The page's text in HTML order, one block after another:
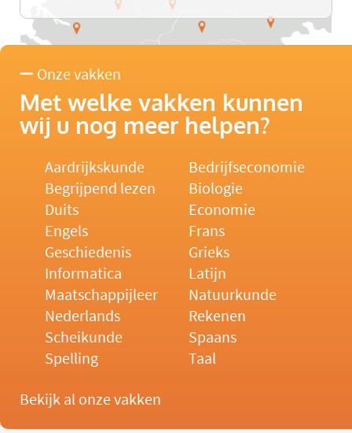
Onze vakken
Met welke vakken kunnen
wij u nog meer helpen?
Aardrijkskunde
Bedrijfseconomie
Begrijpend lezen
Biologie
Duits
Economie
Engels
Frans
Geschiedenis
Grieks
Informatica
Latijn
Maatschappijleer
Natuurkunde
Nederlands
Rekenen
Scheikunde
Spaans
Spelling
Taal
Bekijk al onze vakken